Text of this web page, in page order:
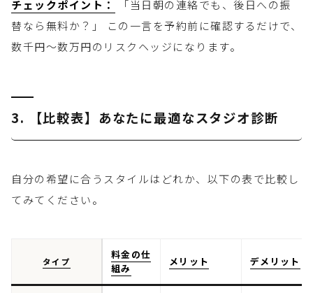
チェックポイント：
「当日朝の連絡でも、後日への振
替なら無料か？」 この一言を予約前に確認するだけで、
数千円〜数万円のリスクヘッジになります。
3. 【比較表】あなたに最適なスタジオ診断
自分の希望に合うスタイルはどれか、以下の表で比較し
てみてください。
タイプ
料金の仕
組み
メリット デメリット